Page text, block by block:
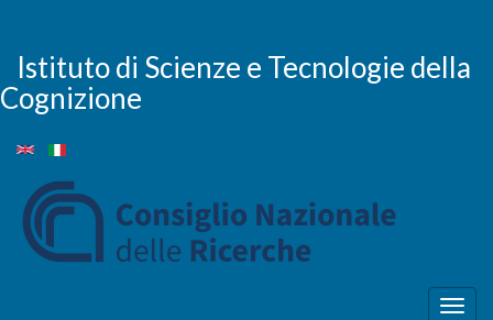
main
content
Istituto di Scienze e Tecnologie della
Cognizione